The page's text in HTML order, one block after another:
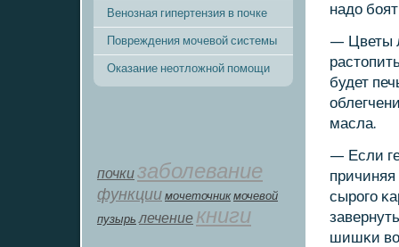
Венозная гипертензия в почке
Повреждения мочевой системы
Оказание неотложной помощи
почкизаболевание
функции мοчеточник мочевой
пузырь лечение книги
надо
— Цветы
будет
масла.
— Если
сырοгο
шишκи